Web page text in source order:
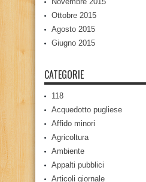
Ottobre 2015
Agosto 2015
Giugno 2015
CATEGORIE
118
Acquedotto pugliese
Affido minori
Agricoltura
Ambiente
Appalti pubblici
Articoli giornale